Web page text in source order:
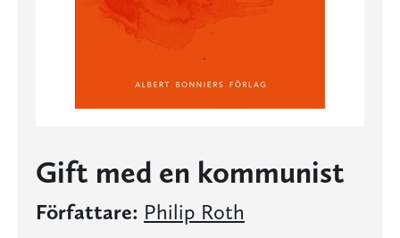
Gift med en kommunist
Författare: Philip Roth